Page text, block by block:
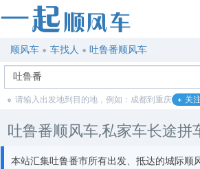
顺风车 车找人 吐鲁番顺风车
请输入出发地到目的地，例如：成都到重庆 关
吐鲁番顺风车,私家车长途拼
本站汇集吐鲁番市所有出发、抵达的城际顺